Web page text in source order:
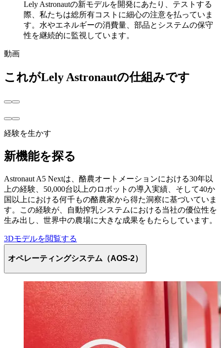
Lely Astronautの新モデルを開発にあたり、テストする
際、私たちは総所有コストに細心の注意を払っていま
す。水やエネルギーの消費量、部品とシステムの保守
性を継続的に監視しています。
動画
これがLely Astronautの仕組みです
経験を生かす
新機能を探る
Astronaut A5 Nextは、酪農オートメーションにおける30年以
上の経験、50,000台以上のロボットの導入実績、そして40か
国以上における何千もの酪農家から得た洞察に基づいていま
す。この経験が、自動搾乳システムにおける当社の優位性を
生み出し、世界中の農場に大きな成果をもたらしています。
3Dモデルを閲覧する
オペレーティングシステム（AOS-2）